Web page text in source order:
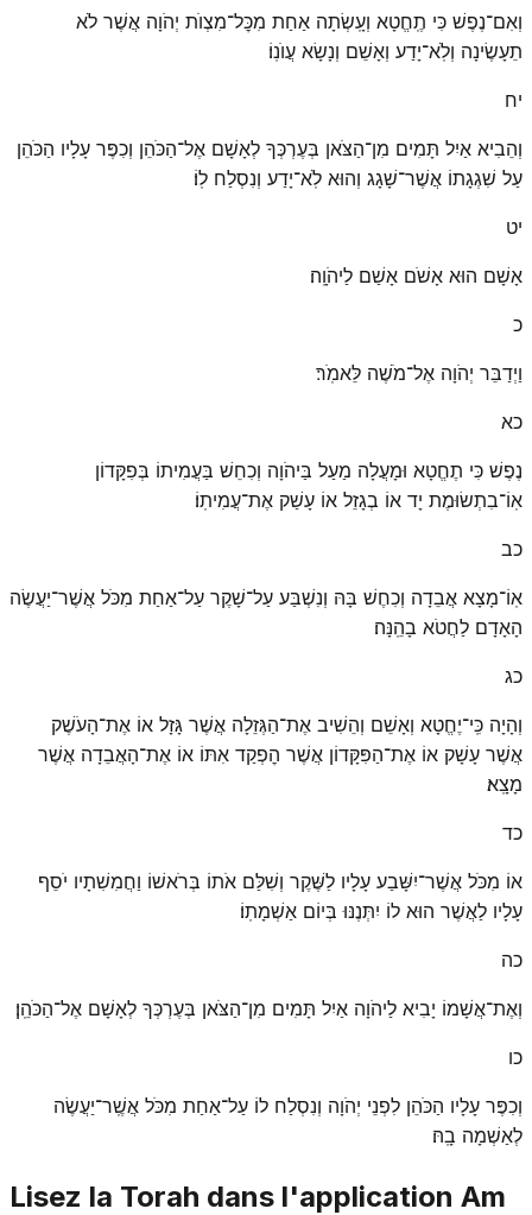
וְאִם־נֶפֶשׁ כִּי תֶֽחֱטָא וְעָֽשְׂתָה אַחַת מִכׇּל־מִצְוֺת יְהֹוָה אֲשֶׁר לֹא
תֵעָשֶׂינָה וְלֹֽא־יָדַע וְאָשֵׁם וְנָשָׂא עֲוֺנֽוֹ׃
יח
וְהֵבִיא אַיִל תָּמִים מִן־הַצֹּאן בְּעֶרְכְּךָ לְאָשָׁם אֶל־הַכֹּהֵן וְכִפֶּר עָלָיו הַכֹּהֵן
עַל שִׁגְגָתוֹ אֲשֶׁר־שָׁגָג וְהוּא לֹֽא־יָדַע וְנִסְלַח לֽוֹ׃
יט
אָשָׁם הוּא אָשֹׁם אָשַׁם לַיהֹוָֽה׃
כ
וַיְדַבֵּר יְהֹוָה אֶל־מֹשֶׁה לֵּאמֹֽר׃
כא
נֶפֶשׁ כִּי תֶחֱטָא וּמָעֲלָה מַעַל בַּיהֹוָה וְכִחֵשׁ בַּעֲמִיתוֹ בְּפִקָּדוֹן
אֽוֹ־בִתְשׂוּמֶת יָד אוֹ בְגָזֵל אוֹ עָשַׁק אֶת־עֲמִיתֽוֹ׃
כב
אֽוֹ־מָצָא אֲבֵדָה וְכִחֶשׁ בָּהּ וְנִשְׁבַּע עַל־שָׁקֶר עַל־אַחַת מִכֹּל אֲשֶׁר־יַעֲשֶׂה
הָאָדָם לַחֲטֹא בָהֵֽנָּה׃
כג
וְהָיָה כִּֽי־יֶחֱטָא וְאָשֵׁם וְהֵשִׁיב אֶת־הַגְּזֵלָה אֲשֶׁר גָּזָל אוֹ אֶת־הָעֹשֶׁק
אֲשֶׁר עָשָׁק אוֹ אֶת־הַפִּקָּדוֹן אֲשֶׁר הׇפְקַד אִתּוֹ אוֹ אֶת־הָאֲבֵדָה אֲשֶׁר
מָצָֽא׃
כד
אוֹ מִכֹּל אֲשֶׁר־יִשָּׁבַע עָלָיו לַשֶּׁקֶר וְשִׁלַּם אֹתוֹ בְּרֹאשׁוֹ וַחֲמִשִׁתָיו יֹסֵף
עָלָיו לַאֲשֶׁר הוּא לוֹ יִתְּנֶנּוּ בְּיוֹם אַשְׁמָתֽוֹ׃
כה
וְאֶת־אֲשָׁמוֹ יָבִיא לַיהֹוָה אַיִל תָּמִים מִן־הַצֹּאן בְּעֶרְכְּךָ לְאָשָׁם אֶל־הַכֹּהֵֽן׃
כו
וְכִפֶּר עָלָיו הַכֹּהֵן לִפְנֵי יְהֹוָה וְנִסְלַח לוֹ עַל־אַחַת מִכֹּל אֲשֶֽׁר־יַעֲשֶׂה
לְאַשְׁמָה בָֽהּ׃
Lisez la Torah dans l'application Am